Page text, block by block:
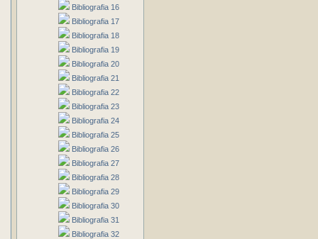
Bibliografia 16
Bibliografia 17
Bibliografia 18
Bibliografia 19
Bibliografia 20
Bibliografia 21
Bibliografia 22
Bibliografia 23
Bibliografia 24
Bibliografia 25
Bibliografia 26
Bibliografia 27
Bibliografia 28
Bibliografia 29
Bibliografia 30
Bibliografia 31
Bibliografia 32